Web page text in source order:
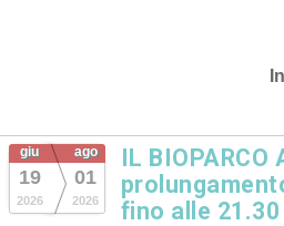
giu
19
2026
ago
01
2026
IL BIOPARCO
fino alle 21.30